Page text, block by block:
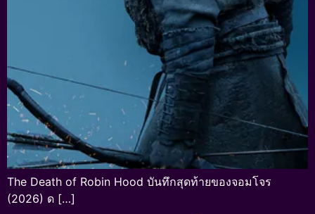
The Death of Robin Hood บันทึกสุดท้ายของจอมโจร
(2026) ด […]